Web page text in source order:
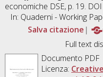
economiche DSE, p. 19. DOI
In: Quaderni - Working
Salva citazione
Full text
Documento PDF
Licenza: